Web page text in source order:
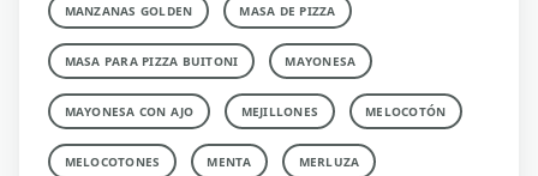
MANZANAS GOLDEN MASA DE PIZZA
MASA PARA PIZZA BUITONI MAYONESA
MAYONESA CON AJO MEJILLONES MELOCOTÓN
MELOCOTONES MENTA MERLUZA